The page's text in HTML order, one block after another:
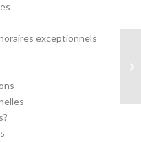
exceptionnels